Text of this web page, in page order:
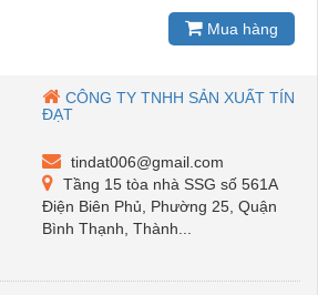
Mua hàng
CÔNG TY TNHH SẢN XUẤT TÍN
ĐẠT
tindat006@gmail.com
Tầng 15 tòa nhà SSG số 561A
Điện Biên Phủ, Phường 25, Quận
Bình Thạnh, Thành...